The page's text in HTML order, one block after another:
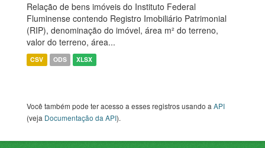
Relação de bens imóveis do Instituto Federal
Fluminense contendo Registro Imobiliário Patrimonial
(RIP), denominação do imóvel, área m² do terreno,
valor do terreno, área...
CSV ODS XLSX
Você também pode ter acesso a esses registros usando aAPI
(veja Documentação da API).